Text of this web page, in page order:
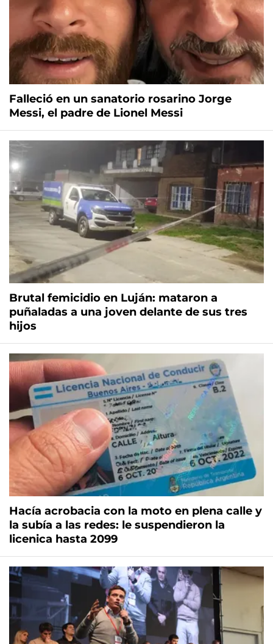
Falleció en un sanatorio rosarino Jorge
Messi, el padre de Lionel Messi
Brutal femicidio en Luján: mataron a
puñaladas a una joven delante de sus tres
hijos
Hacía acrobacia con la moto en plena calle y
la subía a las redes: le suspendieron la
licenica hasta 2099